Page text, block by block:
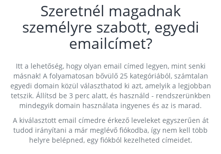
Szeretnél magadnak
személyre szabott, egyedi
emailcímet?
Itt a lehetőség, hogy olyan email címed legyen, mint senki
másnak! A folyamatosan bővülő 25 kategóriából, számtalan
egyedi domain közül választhatod ki azt, amelyik a legjobban
tetszik. Állítsd be 3 perc alatt, és használd - rendszerünkben
mindegyik domain használata ingyenes és az is marad.
A kiválasztott email címedre érkező leveleket egyszerűen át
tudod irányítani a már meglévő fiókodba, így nem kell több
helyre belépned, egy fiókból kezelheted címeidet.